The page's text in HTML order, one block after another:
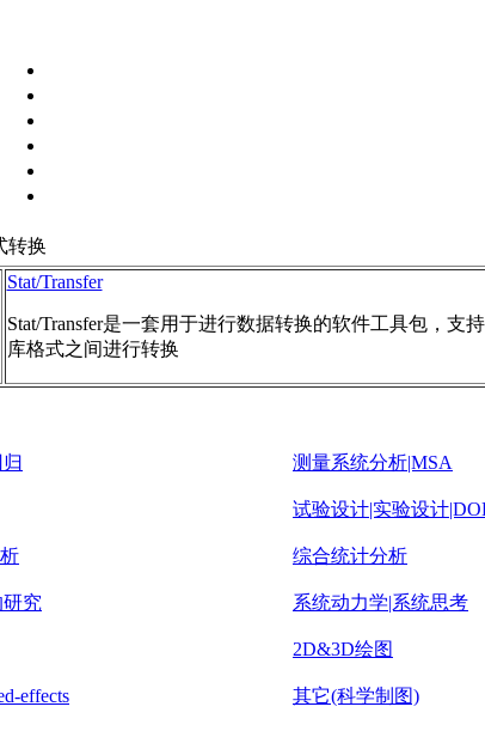
转换
Stat/Transfer
Stat/Transfer是一套用于进行数据转换的软件工具包，支
库格式之间进行转换
究
effects
测量系统分析|MSA
试验设计|实验设计
综合统计分析
系统动力学|系统思考
2D&3D绘图
其它(科学制图)